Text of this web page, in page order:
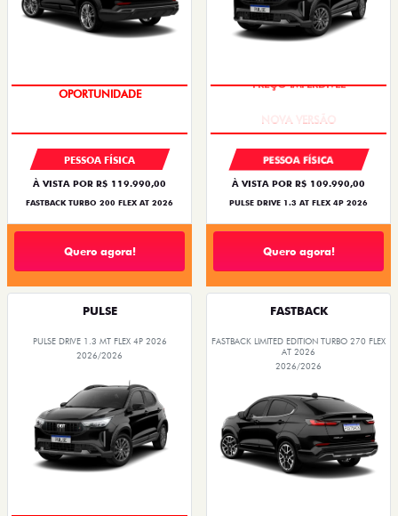
OPORTUNIDADE
PESSOA FÍSICA
À VISTA POR R$ 119.990,00
FASTBACK TURBO 200 FLEX AT 2026
Quero agora!
PREÇO IMPERDÍVEL
PESSOA FÍSICA
À VISTA POR R$ 109.990,00
PULSE DRIVE 1.3 AT FLEX 4P 2026
Quero agora!
PULSE
PULSE DRIVE 1.3 MT FLEX 4P 2026
2026/2026
FASTBACK
FASTBACK LIMITED EDITION TURBO 270 FLEX
AT 2026
2026/2026